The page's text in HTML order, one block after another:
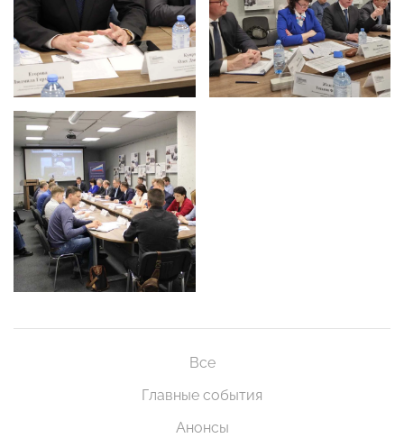
Все
Главные события
Анонсы